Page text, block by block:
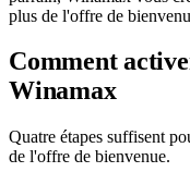
plus de l'offre de
Comment
Winamax
Quatre étapes suffisent
de l'offre de bienvenue.